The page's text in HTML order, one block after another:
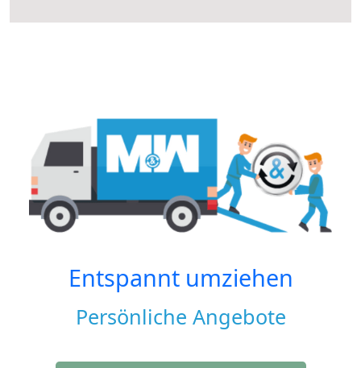
Entspannt umziehen
Persönliche Angebote